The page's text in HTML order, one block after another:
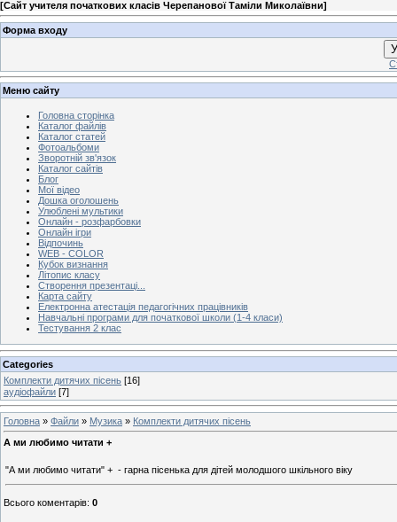
[Сайт учителя початкових класів Черепанової Таміли Миколаївни]
Форма входу
Меню сайту
Головна сторінка
Каталог файлів
Каталог статей
Фотоальбоми
Зворотній зв'язок
Каталог сайтів
Блог
Мої відео
Дошка оголошень
Улюблені мультики
Онлайн - розфарбовки
Онлайн ігри
Відпочинь
WEB - COLOR
Кубок визнання
Літопис класу
Створення презентаці...
Карта сайту
Електронна атестація педагогічних працівників
Навчальні програми для початкової школи (1-4 класи)
Тестування 2 клас
Categories
Комплекти дитячих пісень [16]
аудіофайли [7]
Головна » Файли » Музика » Комплекти дитячих пісень
А ми любимо читати +
"А ми любимо читати" + - гарна пісенька для дітей молодшого шкільного віку
Всього коментарів: 0